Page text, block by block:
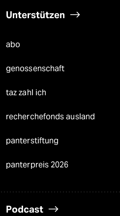
Unterstützen
abo
genossenschaft
taz zahl ich
recherchefonds ausland
panterstiftung
panterpreis 2026
Podcast